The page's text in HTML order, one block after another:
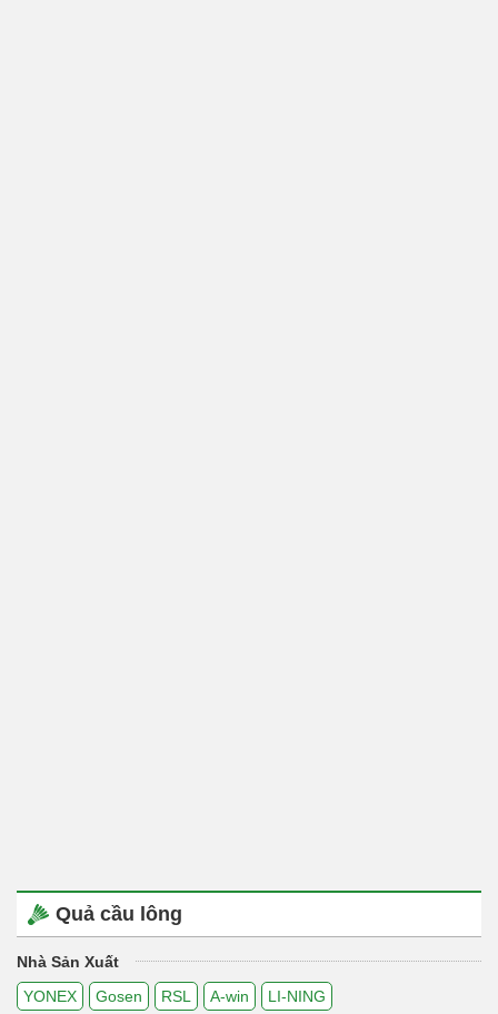
Quả cầu lông
Nhà Sản Xuất
YONEX
Gosen RSL A-win LI-NING